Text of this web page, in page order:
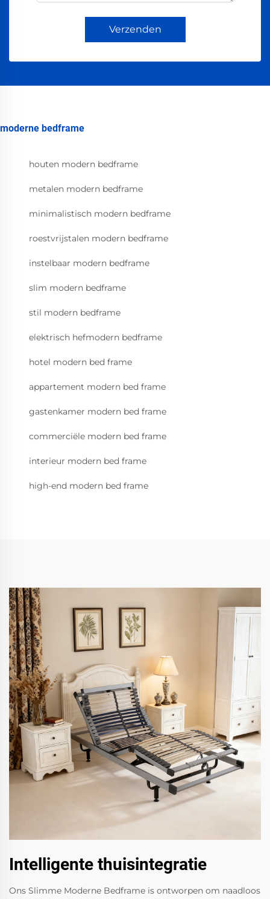
Verzenden
moderne bedframe
houten modern bedframe
metalen modern bedframe
minimalistisch modern bedframe
roestvrijstalen modern bedframe
instelbaar modern bedframe
slim modern bedframe
stil modern bedframe
elektrisch hefmodern bedframe
hotel modern bed frame
appartement modern bed frame
gastenkamer modern bed frame
commerciële modern bed frame
interieur modern bed frame
high-end modern bed frame
Intelligente thuisintegratie
Ons Slimme Moderne Bedframe is ontworpen om naadloos